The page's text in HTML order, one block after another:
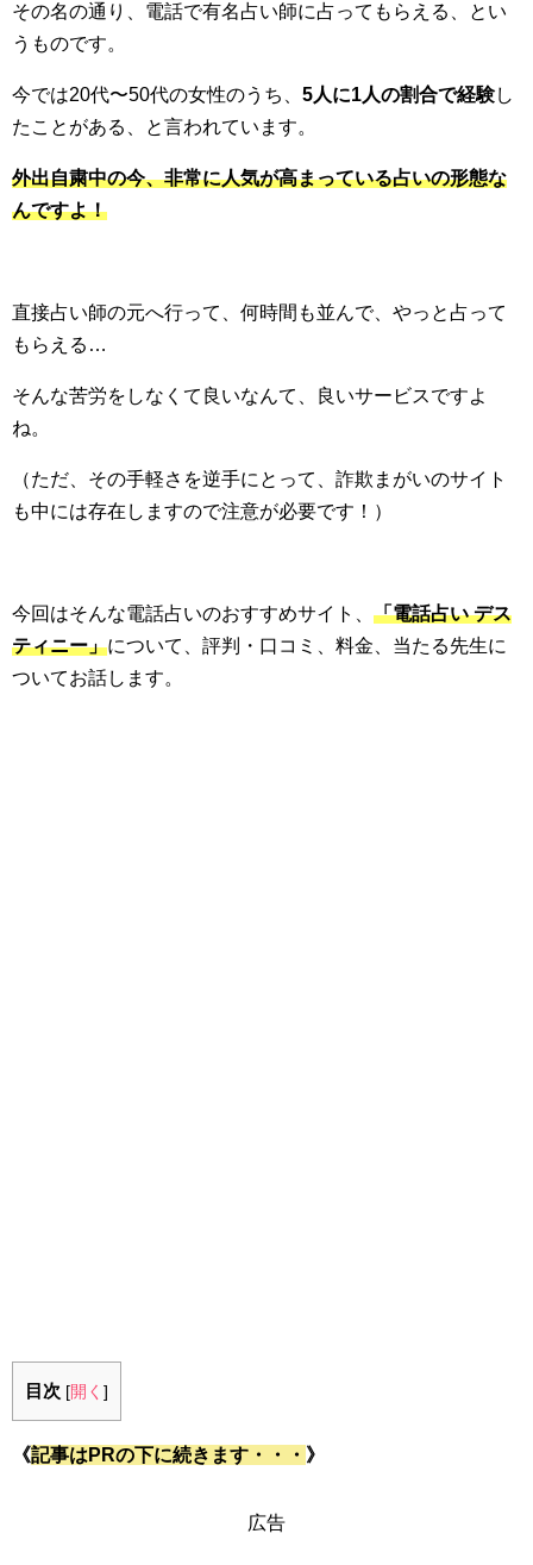
その名の通り、電話で有名占い師に占ってもらえる、とい
うものです。
今では20代〜50代の女性のうち、 5人に1人の割合で経験し
たことがある、と言われています。
外出自粛中の今、非常に人気が高まっている占いの形態な
んですよ！
直接占い師の元へ行って、何時間も並んで、やっと占って
もらえる…
そんな苦労をしなくて良いなんて、良いサービスですよ
ね。
（ただ、その手軽さを逆手にとって、詐欺まがいのサイト
も中には存在しますので注意が必要です！）
今回はそんな電話占いのおすすめサイト、 「電話占い デス
ティニー」について、評判・口コミ、料金、当たる先生に
ついてお話します。
目次 [開く ]
《記事はPRの下に続きます・・・ 》
広告